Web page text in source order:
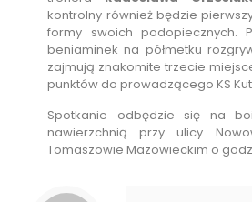
kontrolny również będzie
formy swoich podopiecznych.
beniaminek na półmetku
zajmują znakomite trzecie
punktów do prowadzącego KS
Spotkanie odbędzie się na
nawierzchnią przy ulicy
Tomaszowie Mazowieckim o